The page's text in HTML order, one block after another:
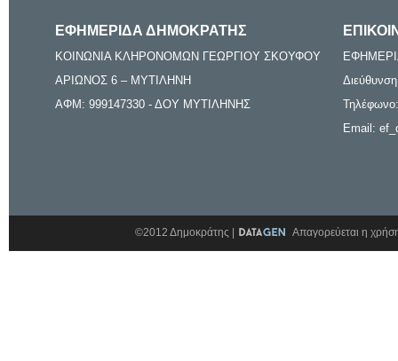
ΕΦΗΜΕΡΙΔΑ ΔΗΜΟΚΡΑΤΗΣ
ΚΟΙΝΩΝΙΑ ΚΛΗΡΟΝΟΜΩΝ ΓΕΩΡΓΙΟΥ ΣΚΟΥΦΟΥ
ΑΡΙΩΝΟΣ 6 – ΜΥΤΙΛΗΝΗ
ΑΦΜ: 999147330 - ΔΟΥ ΜΥΤΙΛΗΝΗΣ
Email:
©2012 Δημοκράτης | Απαγορεύεται η